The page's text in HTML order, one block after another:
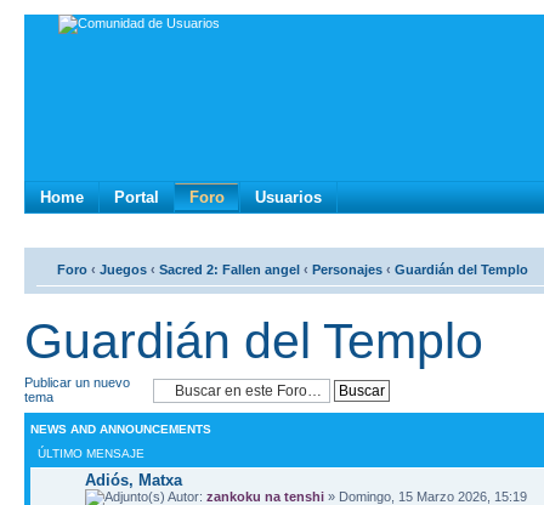
Home Portal Foro Usuarios
Foro ‹ Juegos ‹ Sacred 2: Fallen angel ‹ Personajes ‹ Guardián del Templo
Guardián del Templo
Publicar un nuevo
tema
NEWS AND ANNOUNCEMENTS
ÚLTIMO MENSAJE
Adiós, Matxa
Autor: zankoku na tenshi » Domingo, 15 Marzo 2026, 15:19